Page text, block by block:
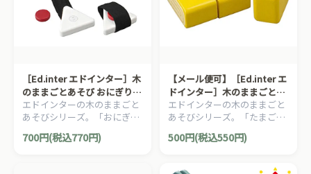
［Ed.inter エドインター］木
のままごとあそび おにぎり
うめ
エドインターの木のままごと
あそびシリーズ。「おにぎり
うめ」です。
700円(税込770円)
【メール便可】［Ed.inter エ
ドインター］木のままごとあ
そび たまご焼き
エドインターの木のままごと
あそびシリーズ。「たまご焼
き」です。
500円(税込550円)